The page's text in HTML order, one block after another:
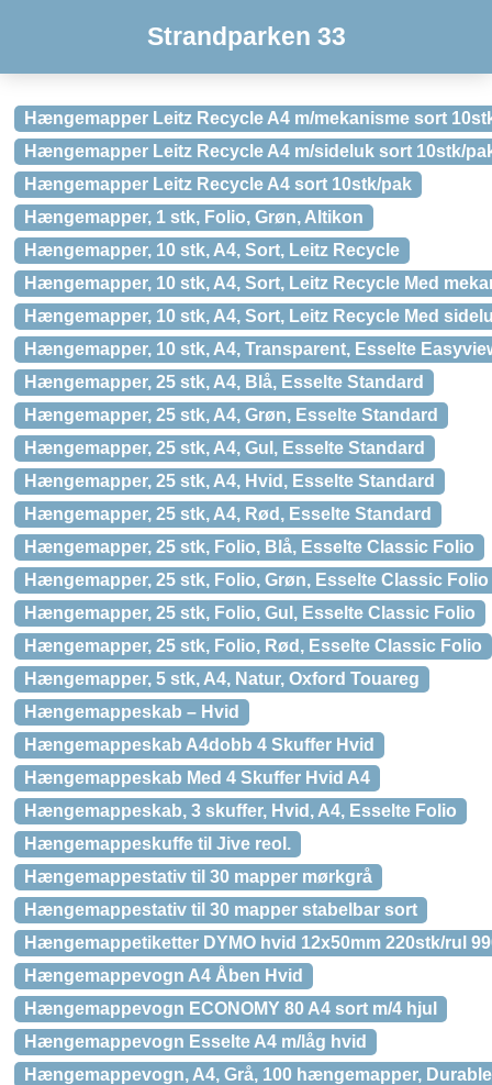
Strandparken 33
Hængemapper Leitz Recycle A4 m/mekanisme sort
Hængemapper Leitz Recycle A4 m/sideluk sort 10stk/
Hængemapper Leitz Recycle A4 sort 10stk/pak
Hængemapper, 1 stk, Folio, Grøn, Altikon
Hængemapper, 10 stk, A4, Sort, Leitz Recycle
Hængemapper, 10 stk, A4, Sort, Leitz Recycle Med
Hængemapper, 10 stk, A4, Sort, Leitz Recycle Med
Hængemapper, 10 stk, A4, Transparent, Esselte
Hængemapper, 25 stk, A4, Blå, Esselte Standard
Hængemapper, 25 stk, A4, Grøn, Esselte Standard
Hængemapper, 25 stk, A4, Gul, Esselte Standard
Hængemapper, 25 stk, A4, Hvid, Esselte Standard
Hængemapper, 25 stk, A4, Rød, Esselte Standard
Hængemapper, 25 stk, Folio, Blå, Esselte Classic Folio
Hængemapper, 25 stk, Folio, Grøn, Esselte Classic Folio
Hængemapper, 25 stk, Folio, Gul, Esselte Classic Folio
Hængemapper, 25 stk, Folio, Rød, Esselte Classic Folio
Hængemapper, 5 stk, A4, Natur, Oxford Touareg
Hængemappeskab – Hvid
Hængemappeskab A4dobb 4 Skuffer Hvid
Hængemappeskab Med 4 Skuffer Hvid A4
Hængemappeskab, 3 skuffer, Hvid, A4, Esselte Folio
Hængemappeskuffe til Jive reol.
Hængemappestativ til 30 mapper mørkgrå
Hængemappestativ til 30 mapper stabelbar sort
Hængemappetiketter DYMO hvid 12x50mm 220stk/rul
Hængemappevogn A4 Åben Hvid
Hængemappevogn ECONOMY 80 A4 sort m/4 hjul
Hængemappevogn Esselte A4 m/låg hvid
Hængemappevogn, A4, Grå, 100 hængemapper, Durable